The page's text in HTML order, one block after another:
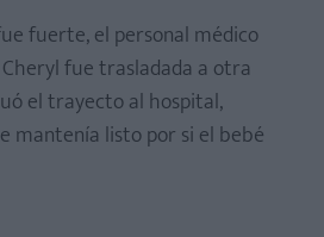
fuerte, el personal médico
fue trasladada a otra
el trayecto al hospital,
mantenía listo por si el bebé